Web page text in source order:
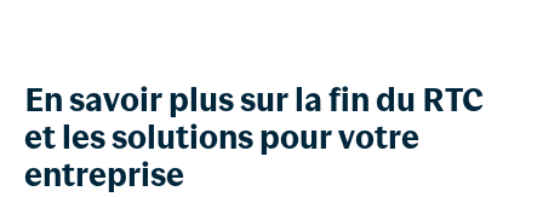
En savoir plus sur la fin du RTC
et les solutions pour votre
entreprise